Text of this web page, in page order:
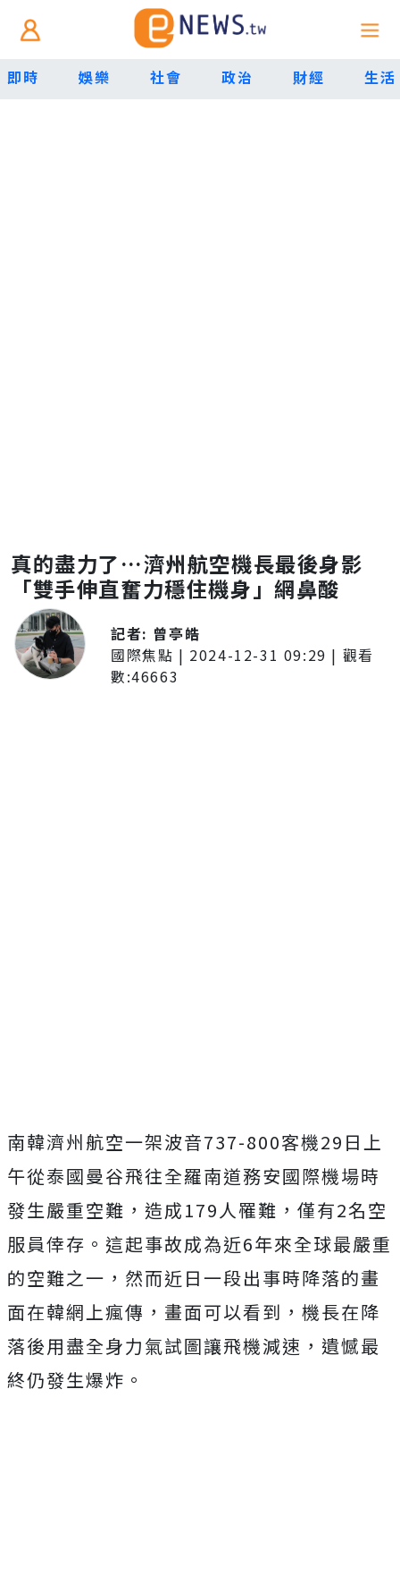
即時 娛樂 社會 政治 財經 生活
真的盡力了…濟州航空機長最後身影
「雙手伸直奮力穩住機身」網鼻酸
記者: 曾亭皓
國際焦點 | 2024-12-31 09:29 | 觀看
數:46663
南韓濟州航空一架波音737-800客機29日上
午從泰國曼谷飛往全羅南道務安國際機場時
發生嚴重空難，造成179人罹難，僅有2名空
服員倖存。這起事故成為近6年來全球最嚴重
的空難之一，然而近日一段出事時降落的畫
面在韓網上瘋傳，畫面可以看到，機長在降
落後用盡全身力氣試圖讓飛機減速，遺憾最
終仍發生爆炸。